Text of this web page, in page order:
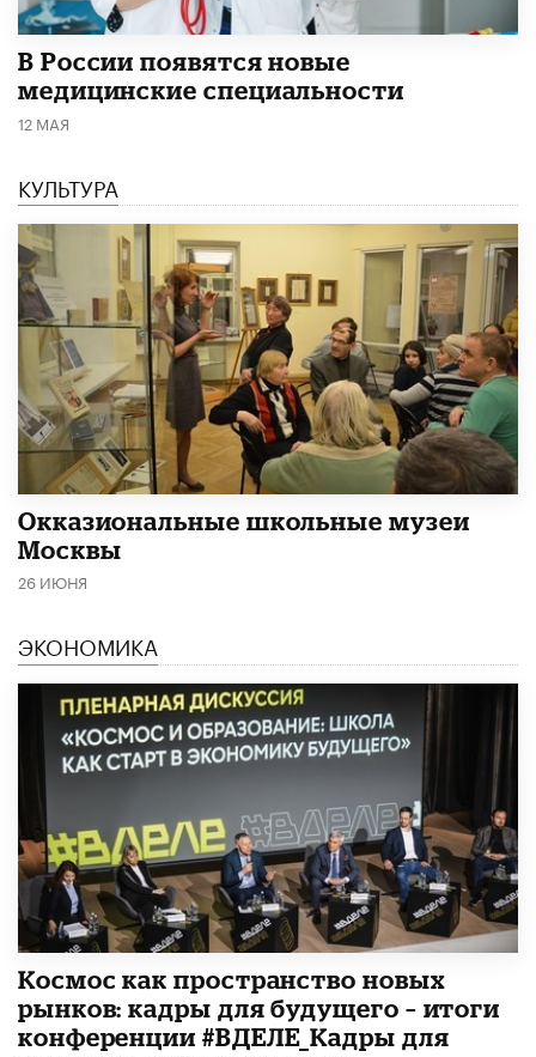
В России появятся новые
медицинские специальности
12 МАЯ
КУЛЬТУРА
​Окказиональные школьные музеи
Москвы
26 ИЮНЯ
ЭКОНОМИКА
Космос как пространство новых
рынков: кадры для будущего – итоги
конференции #ВДЕЛЕ_Кадры для